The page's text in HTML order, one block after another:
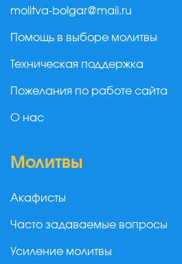
molitva-bolgar@mail.ru
Помощь в выборе молитвы
Техническая поддержка
Пожелания по работе сайта
О нас
Молитвы
Акафисты
Часто задаваемые вопросы
Усиление молитвы